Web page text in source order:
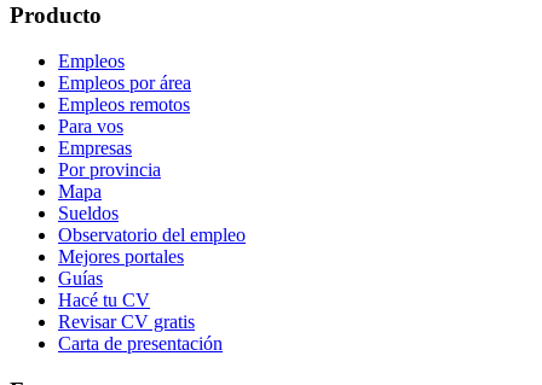
Producto
Empleos
Empleos por área
Empleos remotos
Para vos
Empresas
Por provincia
Mapa
Sueldos
Observatorio del empleo
Mejores portales
Guías
Hacé tu CV
Revisar CV gratis
Carta de presentación